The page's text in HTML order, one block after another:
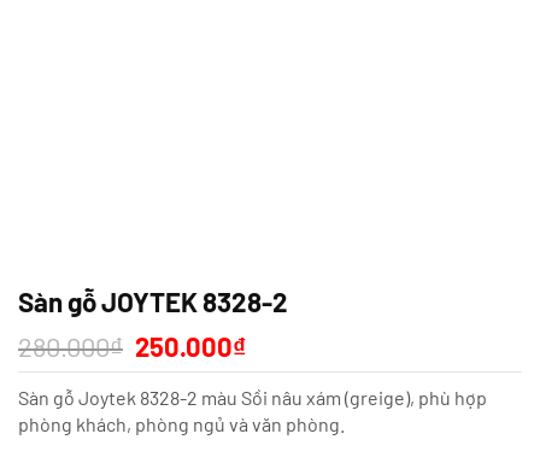
Sàn gỗ JOYTEK 8328-2
280.000₫ Giá
gốc
là:
280.000₫.
250.000₫Giá
hiện
tại
là:
250.000₫.
Sàn gỗ Joytek 8328-2 màu Sồi nâu xám (greige), phù hợp
phòng khách, phòng ngủ và văn phòng.